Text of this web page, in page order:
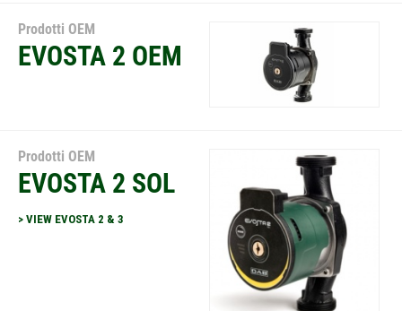
Prodotti OEM
EVOSTA 2 OEM
Prodotti OEM
EVOSTA 2 SOL
> VIEW EVOSTA 2 & 3